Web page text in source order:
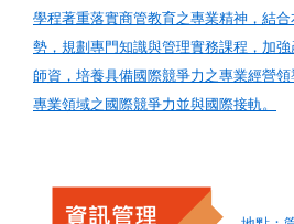
學程著重落實商管教育之專業精神，結
勢，規劃專門知識與管理實務課程，加
師資，培養具備國際競爭力之專業經營
專業領域之國際競爭力並與國際接軌。